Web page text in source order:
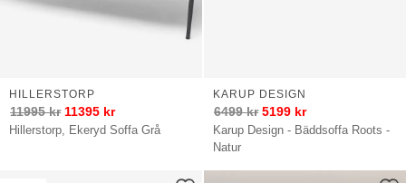
Hillerstorp, Ekeryd Soffa Grå
HILLERSTORP
11995kr 11395 kr
Karup Design - Bäddsoffa Roots -
Natur
KARUP DESIGN
6499kr 5199 kr